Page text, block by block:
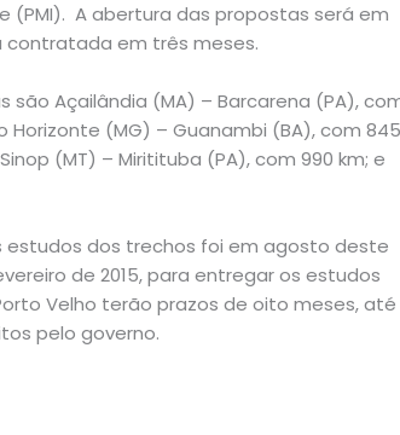
A abertura das propostas será em
contratada em três meses.
Açailândia (MA) – Barcarena (PA),
Horizonte (MG) – Guanambi (BA), com 845
(MT) – Miritituba (PA), com 990 km; e
estudos dos trechos foi em agosto deste
de 2015, para entregar os estudos
Velho terão prazos de oito meses, até
pelo governo.